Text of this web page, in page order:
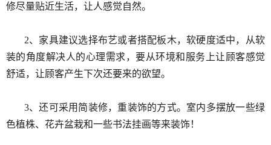
修尽量贴近生活，让人感觉自然。
2、家具建议选择布艺或者搭配板木，软硬度适中，从软
装的角度解决人的心理需求，要从环境和服务上让顾客感觉
舒适，让顾客产生下次还要来的欲望。
3、还可采用简装修，重装饰的方式。室内多摆放一些绿
色植株、花卉盆栽和一些书法挂画等来装饰！